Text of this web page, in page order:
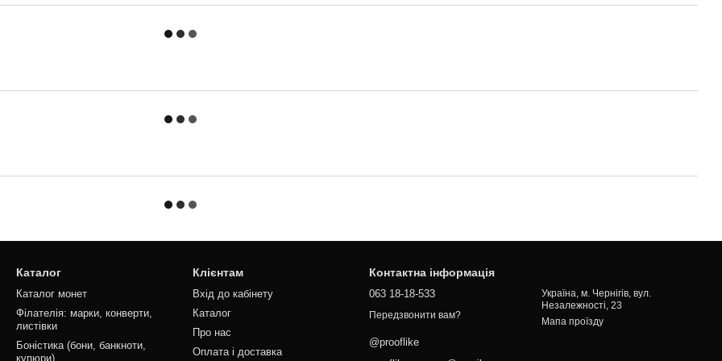
Каталог
Каталог монет
Філателія: марки, конверти,
листівки
Боністика (бони, банкноти,
купюри)
Клієнтам
Вхід до кабінету
Каталог
Про нас
Оплата і доставка
Контактна інформація
063 18-18-533
Передзвонити вам?
@prooflike
Україна, м. Чернігів, вул.
Незалежності, 23
Мапа проїзду